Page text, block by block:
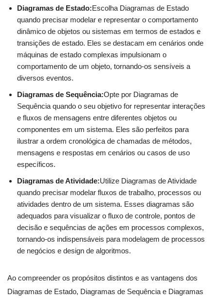
Diagramas de Estado:Escolha Diagramas de Estado
quando precisar modelar e representar o comportamento
dinâmico de objetos ou sistemas em termos de estados e
transições de estado. Eles se destacam em cenários onde
máquinas de estado complexas impulsionam o
comportamento de um objeto, tornando-os sensíveis a
diversos eventos.
Diagramas de Sequência:Opte por Diagramas de
Sequência quando o seu objetivo for representar interações
e fluxos de mensagens entre diferentes objetos ou
componentes em um sistema. Eles são perfeitos para
ilustrar a ordem cronológica de chamadas de métodos,
mensagens e respostas em cenários ou casos de uso
específicos.
Diagramas de Atividade:Utilize Diagramas de Atividade
quando precisar modelar fluxos de trabalho, processos ou
atividades dentro de um sistema. Esses diagramas são
adequados para visualizar o fluxo de controle, pontos de
decisão e sequências de ações em processos complexos,
tornando-os indispensáveis para modelagem de processos
de negócios e design de algoritmos.
Ao compreender os propósitos distintos e as vantagens dos
Diagramas de Estado, Diagramas de Sequência e Diagramas